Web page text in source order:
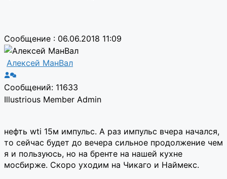
Сообщение : 06.06.2018 11:09
Алексей МанВал
Сообщений: 11633
Illustrious Member Admin
нефть wti 15м импульс. А раз импульс вчера начался,
то сейчас будет до вечера сильное продолжение чем
я и пользуюсь, но на бренте на нашей кухне
мосбирже. Скоро уходим на Чикаго и Наймекс.